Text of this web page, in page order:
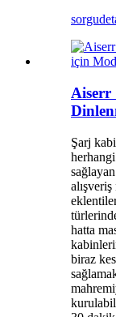
sorgu
Aiserr
Şarj
hatta
biraz